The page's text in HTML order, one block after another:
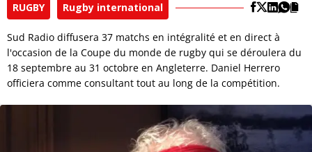
RUGBY
Rugby international
Sud Radio diffusera 37 matchs en intégralité et en direct à
l'occasion de la Coupe du monde de rugby qui se déroulera du
18 septembre au 31 octobre en Angleterre. Daniel Herrero
officiera comme consultant tout au long de la compétition.